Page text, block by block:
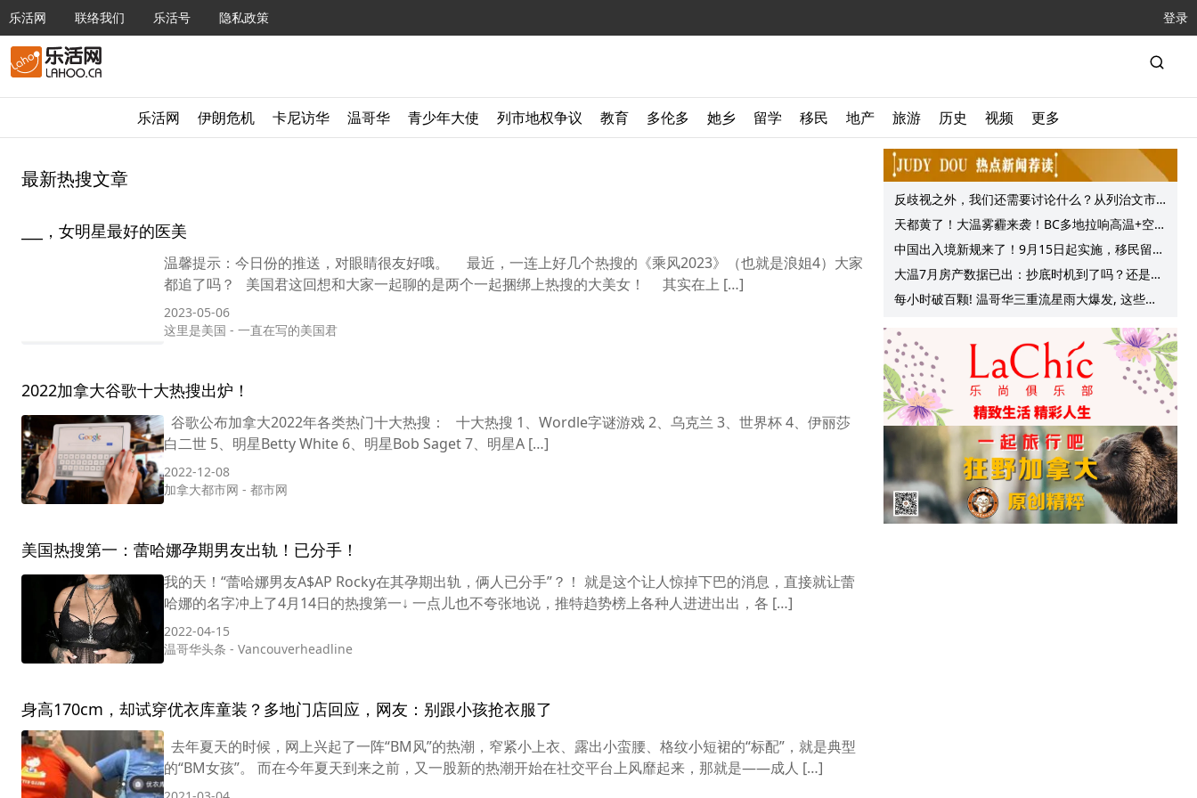
乐活网 联络我们 乐活号 隐私政策 登录
乐活网 伊朗危机 卡尼访华 温哥华 青少年大使 列市地权争议 教育 多伦多 她乡 留学 移民 地产 旅游 历史 视频 更多
最新热搜文章
___，女明星最好的医美
温馨提示：今日份的推送，对眼睛很友好哦。 最近，一连上好几个热搜的《乘风2023》（也就是浪姐4）大家
都追了吗？ 美国君这回想和大家一起聊的是两个一起捆绑上热搜的大美女！ 其实在上 […]
2023-05-06
这里是美国 - 一直在写的美国君
2022加拿大谷歌十大热搜出炉！
谷歌公布加拿大2022年各类热门十大热搜： 十大热搜 1、Wordle字谜游戏 2、乌克兰 3、世界杯 4、伊丽莎
白二世 5、明星Betty White 6、明星Bob Saget 7、明星A […]
2022-12-08
加拿大都市网 - 都市网
美国热搜第一：蕾哈娜孕期男友出轨！已分手！
我的天！“蕾哈娜男友A$AP Rocky在其孕期出轨，俩人已分手”？！ 就是这个让人惊掉下巴的消息，直接就让蕾
哈娜的名字冲上了4月14日的热搜第一↓ 一点儿也不夸张地说，推特趋势榜上各种人进进出出，各 […]
2022-04-15
温哥华头条 - Vancouverheadline
身高170cm，却试穿优衣库童装？多地门店回应，网友：别跟小孩抢衣服了
去年夏天的时候，网上兴起了一阵“BM风”的热潮，窄紧小上衣、露出小蛮腰、格纹小短裙的“标配”，就是典型
的“BM女孩”。 而在今年夏天到来之前，又一股新的热潮开始在社交平台上风靡起来，那就是——成人 […]
反歧视之外，我们还需要讨论什么？从列治文市
议会一项动议谈起
天都黄了！大温雾霾来袭！BC多地拉响高温+空气
质量预警 最高可达35°C！
中国出入境新规来了！9月15日起实施，移民留学
中介迎来最强监管！
大温7月房产数据已出：抄底时机到了吗？还是再
等等？他们这么建议的
每小时破百颗! 温哥华三重流星雨大爆发, 这些最